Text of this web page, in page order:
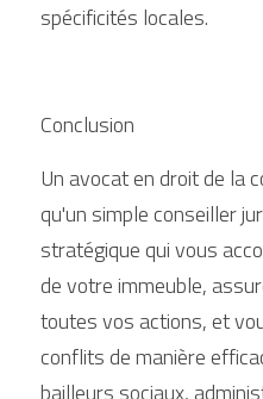
spécificités locales.
Conclusion
Un avocat en droit de la
qu'un simple conseiller
stratégique qui vous
de votre immeuble,
toutes vos actions, et
conflits de manière
bailleurs sociaux,